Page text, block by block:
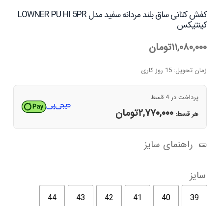
کفش کتانی ساق بلند مردانه سفید مدل LOWNER PU HI 5PR
کینتیکس
۱۱,۰۸۰,۰۰۰تومان
زمان تحویل: 15 روز کاری
پرداخت در 4 قسط
هر قسط:۲,۷۷۰,۰۰۰تومان
راهنمای سایز
سایز
39
40
41
42
43
44